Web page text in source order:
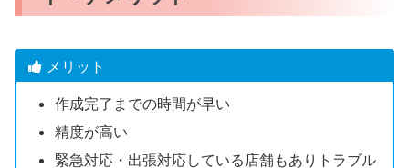
メリット
作成完了までの時間が早い
精度が高い
緊急対応・出張対応している店舗もありトラブル